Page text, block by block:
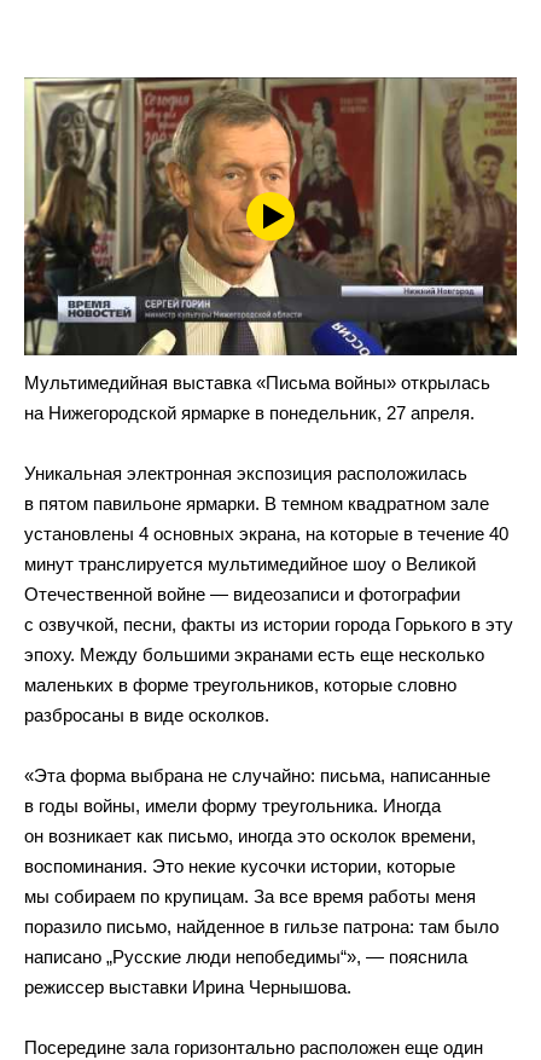
Мультимедийная выставка «Письма войны» открылась
на Нижегородской ярмарке в понедельник, 27 апреля.
Уникальная электронная экспозиция расположилась
в пятом павильоне ярмарки. В темном квадратном зале
установлены 4 основных экрана, на которые в течение 40
минут транслируется мультимедийное шоу о Великой
Отечественной войне — видеозаписи и фотографии
с озвучкой, песни, факты из истории города Горького в эту
эпоху. Между большими экранами есть еще несколько
маленьких в форме треугольников, которые словно
разбросаны в виде осколков.
«Эта форма выбрана не случайно: письма, написанные
в годы войны, имели форму треугольника. Иногда
он возникает как письмо, иногда это осколок времени,
воспоминания. Это некие кусочки истории, которые
мы собираем по крупицам. За все время работы меня
поразило письмо, найденное в гильзе патрона: там было
написано „Русские люди непобедимы“», — пояснила
режиссер выставки Ирина Чернышова.
Посередине зала горизонтально расположен еще один